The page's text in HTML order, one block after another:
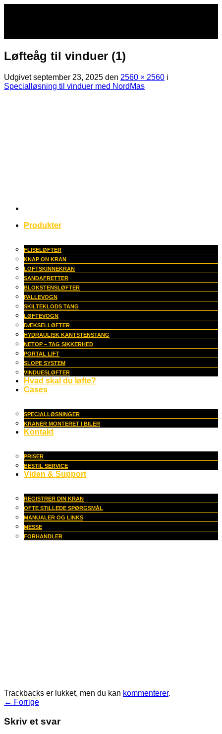
Produkter
FLISELØFTER
KNAP ON KRAN
LOFTSKINNEKRAN
SANDAFRETTER
BLOKSTENSLØFTER
PALLEVOGN
SKILTEKLODS TANG
LØFTEVOGN
DÆKSELLØFTER
HYDRAULISK KANTSTENSTANG
NETOP – TAG SIKKERHED
PORTAL LIFT
SLOPE SYSTEM
VINDUESLØFTER
Hvad skal du løfte?
Cases
SPECIALLØSNINGER
KRANER MONTERET I BILER
Kontakt
PRISER
BESTIL SERVICE
Viden & Support
REGISTRER DIN KRAN
OFTE STILLEDE SPØRGSMÅL
MANUALER OG LINKS
MESSE
FORHANDLER
Løfteåg til vinduer (1)
Udgivetseptember 23, 2025 den 2560 × 2560 i
Specialløsning til vinduer med NordMas
Trackbacks er lukket, men du kan kommenterer.
← Forrige
Skriv et svar